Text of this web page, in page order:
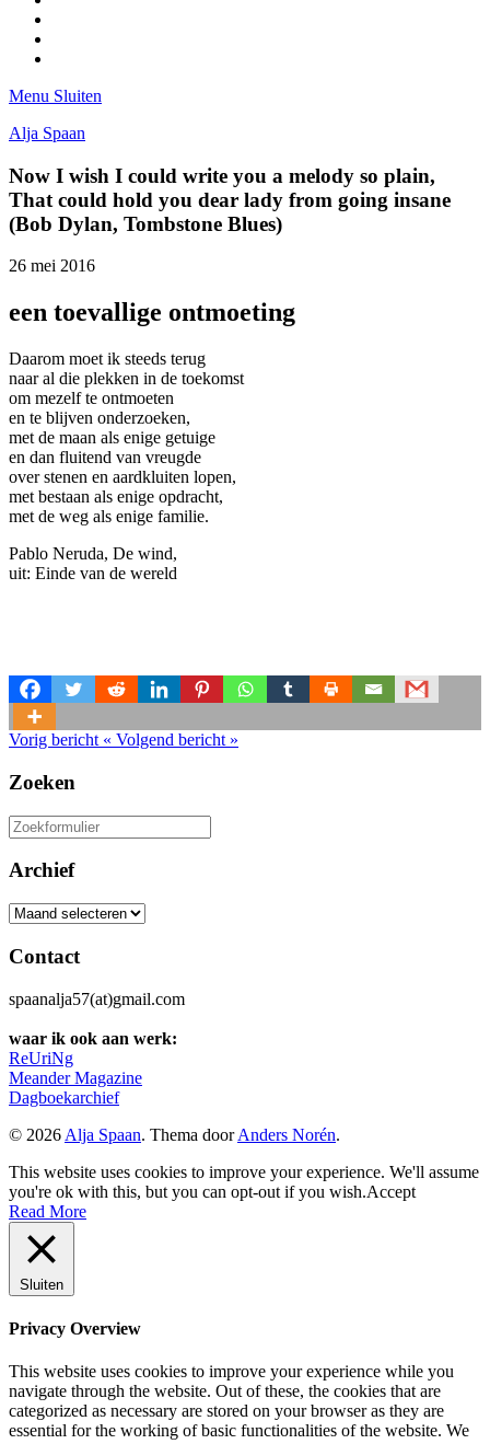
Menu Sluiten
Alja Spaan
Now I wish I could write you a melody so plain,
That could hold you dear lady from going insane
(Bob Dylan, Tombstone Blues)
26 mei 2016
een toevallige ontmoeting
Daarom moet ik steeds terug
naar al die plekken in de toekomst
om mezelf te ontmoeten
en te blijven onderzoeken,
met de maan als enige getuige
en dan fluitend van vreugde
over stenen en aardkluiten lopen,
met bestaan als enige opdracht,
met de weg als enige familie.
Pablo Neruda, De wind,
uit: Einde van de wereld
Vorig bericht « Volgend bericht »
Zoeken
Zoeken
naar:
Archief
Archief
Contact
spaanalja57(at)gmail.com
waar ik ook aan werk:
ReUriNg
Meander Magazine
Dagboekarchief
© 2026 Alja Spaan. Thema doorAnders Norén.
This website uses cookies to improve your experience. We'll assume
you're ok with this, but you can opt-out if you wish.Accept
Read More
Sluiten
Privacy Overview
This website uses cookies to improve your experience while you
navigate through the website. Out of these, the cookies that are
categorized as necessary are stored on your browser as they are
essential for the working of basic functionalities of the website. We